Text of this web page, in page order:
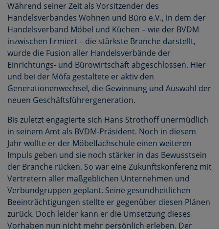
Während seiner Zeit als Vorsitzender des
Handelsverbandes Wohnen und Büro e.V., in dem der
Handelsverband Möbel und Küchen – wie der BVDM
inzwischen firmiert – die stärkste Branche darstellt,
wurde die Fusion aller Handelsverbände der
Einrichtungs- und Bürowirtschaft abgeschlossen. Hier
und bei der Möfa gestaltete er aktiv den
Generationenwechsel, die Gewinnung und Auswahl der
neuen Geschäftsführergeneration.
Bis zuletzt engagierte sich Hans Strothoff unermüdlich
in seinem Amt als BVDM-Präsident. Noch in diesem
Jahr wollte er der Möbelfachschule einen weiteren
Impuls geben und sie noch stärker in das Bewusstsein
der Branche rücken. So war eine Zukunftskonferenz mit
Vertretern aller maßgeblichen Unternehmen und
Verbundgruppen geplant. Seine gesundheitlichen
Beeinträchtigungen stellte er gegenüber diesen Plänen
zurück. Doch leider kann er die Umsetzung dieses
Vorhaben nun nicht mehr persönlich erleben. Der